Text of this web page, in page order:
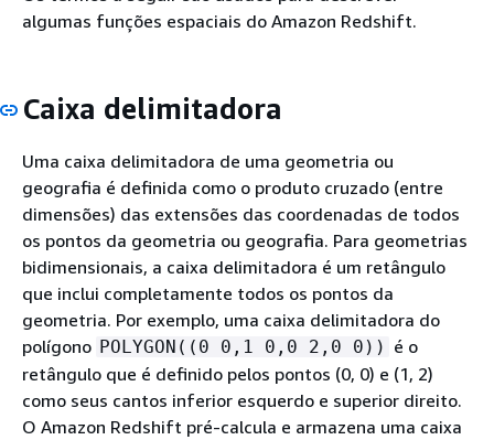
algumas funções espaciais do Amazon Redshift.
Caixa delimitadora
Uma caixa delimitadora de uma geometria ou
geografia é definida como o produto cruzado (entre
dimensões) das extensões das coordenadas de todos
os pontos da geometria ou geografia. Para geometrias
bidimensionais, a caixa delimitadora é um retângulo
que inclui completamente todos os pontos da
geometria. Por exemplo, uma caixa delimitadora do
polígono POLYGON((0 0,1 0,0 2,0 0)) é o
retângulo que é definido pelos pontos (0, 0) e (1, 2)
como seus cantos inferior esquerdo e superior direito.
O Amazon Redshift pré-calcula e armazena uma caixa